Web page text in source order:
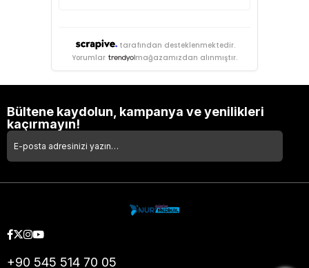
tarafından desteklenmektedir.
Yorumlar
mağazamızdan alınmıştır.
Bültene kaydolun, kampanya ve yenilikleri
kaçırmayın!
+90 545 514 70 05